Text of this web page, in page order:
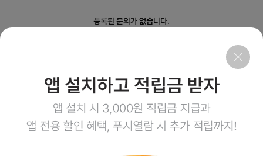
등록된 문의가 없습니다.